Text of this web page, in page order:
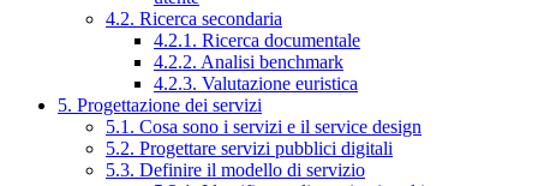
4.2. Ricerca secondaria
4.2.1. Ricerca documentale
4.2.2. Analisi benchmark
4.2.3. Valutazione euristica
5. Progettazione dei servizi
5.1. Cosa sono i servizi e il service design
5.2. Progettare servizi pubblici digitali
5.3. Definire il modello di servizio